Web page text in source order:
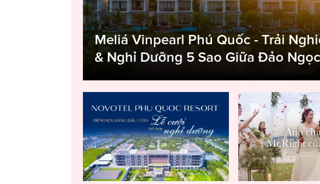
Meliá Vinpearl Phú Quốc - Trải
& Nghỉ Dưỡng 5 Sao Giữa Đảo Ngọc